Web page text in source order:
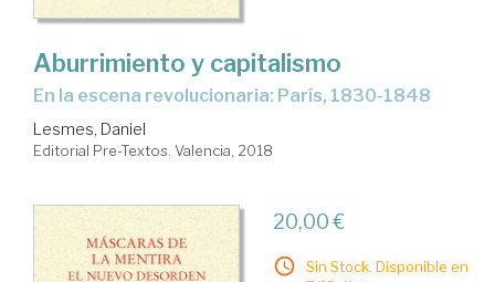
Aburrimiento y capitalismo
En la escena revolucionaria: París, 1830-1848
Lesmes, Daniel
Editorial Pre-Textos. Valencia, 2018
20,00 €
Sin Stock. Disponible en